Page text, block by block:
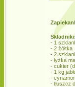
- 1
- 2 żółtka
- 2
- łyżka
- cukier
- 1 kg
-
- tłuszcz